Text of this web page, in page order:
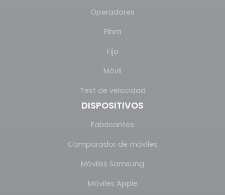
Operadores
Fibra
Fijo
Móvil
Test de velocidad
DISPOSITIVOS
Fabricantes
Comparador de móviles
Móviles Samsung
Móviles Apple